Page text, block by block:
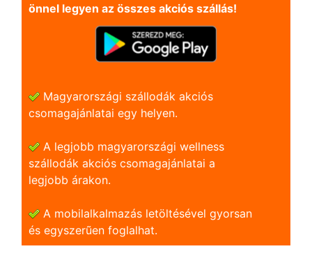
önnel legyen az összes akciós szállás!
Magyarországi szállodák akciós
csomagajánlatai egy helyen.
A legjobb magyarországi wellness
szállodák akciós csomagajánlatai a
legjobb árakon.
A mobilalkalmazás letöltésével gyorsan
és egyszerũen foglalhat.